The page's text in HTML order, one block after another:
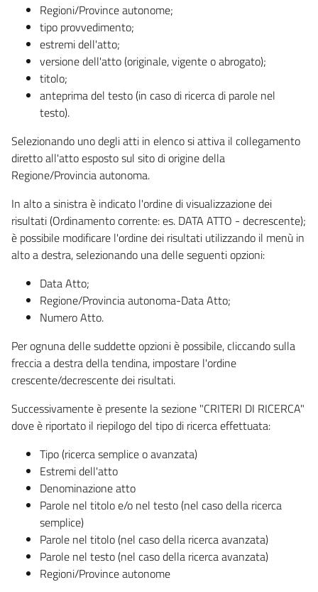
Regioni/Province autonome;
tipo provvedimento;
estremi dell'atto;
versione dell'atto (originale, vigente o abrogato);
titolo;
anteprima del testo (in caso di ricerca di parole nel
testo).
Selezionando uno degli atti in elenco si attiva il collegamento
diretto all'atto esposto sul sito di origine della
Regione/Provincia autonoma.
In alto a sinistra è indicato l'ordine di visualizzazione dei
risultati (Ordinamento corrente: es. DATA ATTO - decrescente);
è possibile modificare l'ordine dei risultati utilizzando il menù in
alto a destra, selezionando una delle seguenti opzioni:
Data Atto;
Regione/Provincia autonoma-Data Atto;
Numero Atto.
Per ognuna delle suddette opzioni è possibile, cliccando sulla
freccia a destra della tendina, impostare l'ordine
crescente/decrescente dei risultati.
Successivamente è presente la sezione "CRITERI DI RICERCA"
dove è riportato il riepilogo del tipo di ricerca effettuata:
Tipo (ricerca semplice o avanzata)
Estremi dell'atto
Denominazione atto
Parole nel titolo e/o nel testo (nel caso della ricerca
semplice)
Parole nel titolo (nel caso della ricerca avanzata)
Parole nel testo (nel caso della ricerca avanzata)
Regioni/Province autonome